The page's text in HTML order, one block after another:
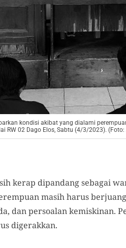
kondisi akibat yang dialami
RW 02 Dago Elos, Sabtu (4/3/2023).
kerap dipandang sebagai
masih harus
dan persoalan kemiskinan.
digerakkan.